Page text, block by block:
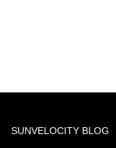
SUNVELOCITY BLOG